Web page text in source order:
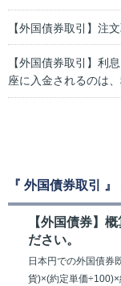
【外国債券取引】注
【外国債券取引】利
座に入金されるのは
『 外国債券取引
【外国債券】
ださい。
日本円での外国債券
貨)×(約定単価